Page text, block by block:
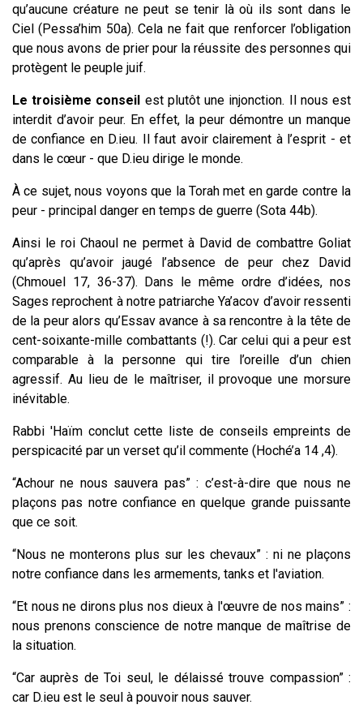
qu’aucune créature ne peut se tenir là où ils sont dans le
Ciel (Pessa’him 50a). Cela ne fait que renforcer l’obligation
que nous avons de prier pour la réussite des personnes qui
protègent le peuple juif.
Le troisième conseil est plutôt une injonction. Il nous est
interdit d’avoir peur. En effet, la peur démontre un manque
de confiance en D.ieu. Il faut avoir clairement à l’esprit - et
dans le cœur - que D.ieu dirige le monde.
À ce sujet, nous voyons que la Torah met en garde contre la
peur - principal danger en temps de guerre (Sota 44b).
Ainsi le roi Chaoul ne permet à David de combattre Goliat
qu’après qu’avoir jaugé l’absence de peur chez David
(Chmouel 17, 36-37). Dans le même ordre d’idées, nos
Sages reprochent à notre patriarche Ya’acov d’avoir ressenti
de la peur alors qu’Essav avance à sa rencontre à la tête de
cent-soixante-mille combattants (!). Car celui qui a peur est
comparable à la personne qui tire l’oreille d’un chien
agressif. Au lieu de le maîtriser, il provoque une morsure
inévitable.
Rabbi 'Haïm conclut cette liste de conseils empreints de
perspicacité par un verset qu’il commente (Hoché’a 14 ,4).
“Achour ne nous sauvera pas” : c’est-à-dire que nous ne
plaçons pas notre confiance en quelque grande puissante
que ce soit.
“Nous ne monterons plus sur les chevaux” : ni ne plaçons
notre confiance dans les armements, tanks et l'aviation.
“Et nous ne dirons plus nos dieux à l'œuvre de nos mains” :
nous prenons conscience de notre manque de maîtrise de
la situation.
“Car auprès de Toi seul, le délaissé trouve compassion” :
car D.ieu est le seul à pouvoir nous sauver.